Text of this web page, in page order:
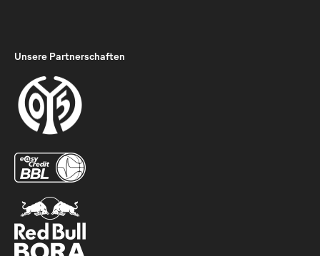
Unsere Partnerschaften